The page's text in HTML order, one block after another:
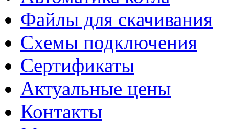
Файлы для скачивания
Схемы подключения
Сертификаты
Актуальные цены
Контакты